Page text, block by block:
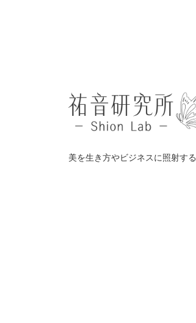
美を生き方やビジネスに照射する